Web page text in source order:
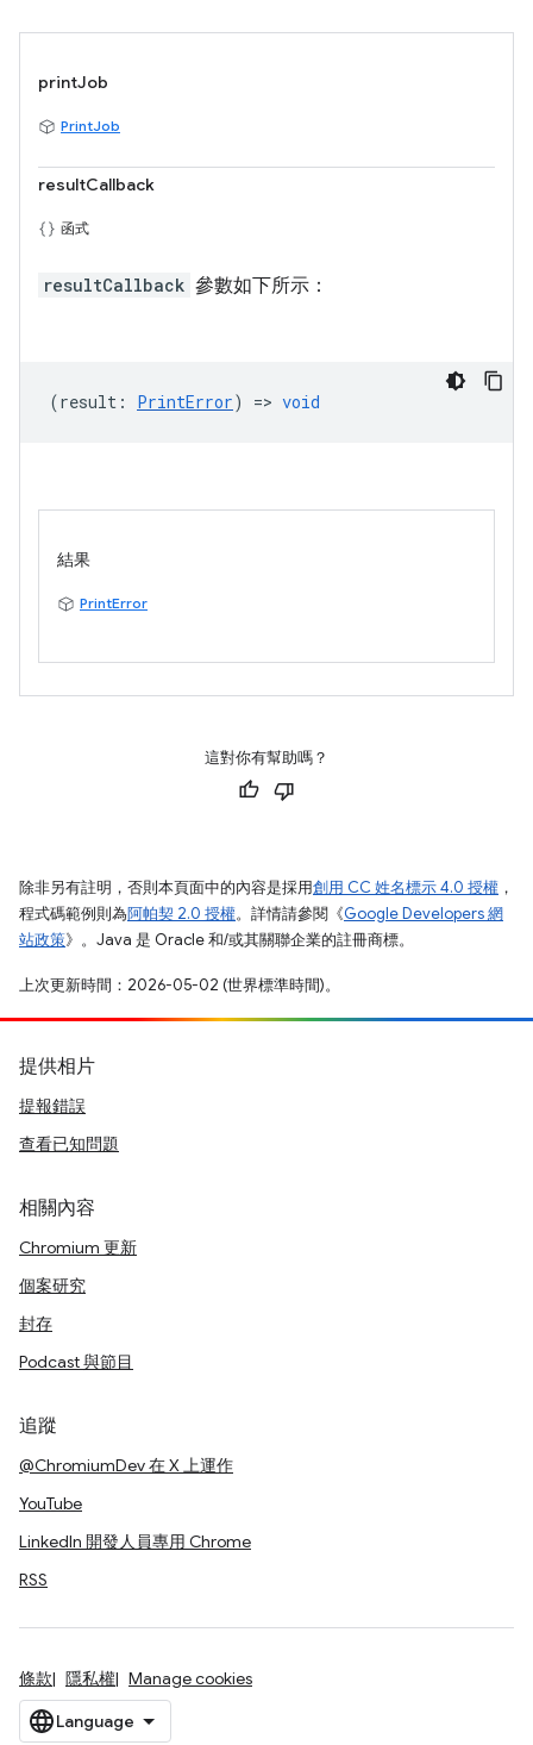
printJob
PrintJob
resultCallback
函式
resultCallback 參數如下所示：
(result : PrintError) => void
結果
PrintError
這對你有幫助嗎？
除非另有註明，否則本頁面中的內容是採用創用 CC 姓名標示 4.0 授權 ，
程式碼範例則為阿帕契 2.0 授權。詳情請參閱《Google Developers 網
站政策》。Java 是 Oracle 和/或其關聯企業的註冊商標。
上次更新時間：2026-05-02 (世界標準時間)。
提供相片
提報錯誤
查看已知問題
相關內容
Chromium 更新
個案研究
封存
Podcast 與節目
追蹤
@ChromiumDev 在 X 上運作
YouTube
LinkedIn 開發人員專用 Chrome
RSS
條款 隱私權 Manage cookies